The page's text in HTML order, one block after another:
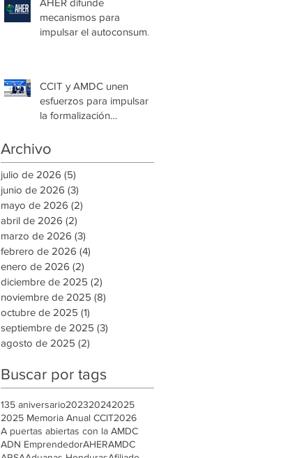
mecanismos para
impulsar el autoconsumo
CCIT y AMDC unen
esfuerzos para impulsar
la formalización
nuevas oportunidades de
Archivo
julio de 2026 (5)
junio de 2026 (3)
mayo de 2026 (2)
abril de 2026 (2)
marzo de 2026 (3)
febrero de 2026 (4)
enero de 2026 (2)
diciembre de 2025 (2)
noviembre de 2025 (8)
octubre de 2025 (1)
septiembre de 2025 (3)
agosto de 2025 (2)
Buscar por tags
135 aniversario202320242025
2025 Memoria Anual CCIT2026
A puertas abiertas con la AMDC
ADN EmprendedorAHERAMDC